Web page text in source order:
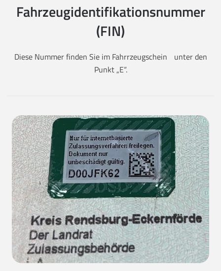
Fahrzeugidentifikationsnummer
(FIN)
Diese Nummer finden Sie im Fahrrzeugschein unter den
Punkt „E“.